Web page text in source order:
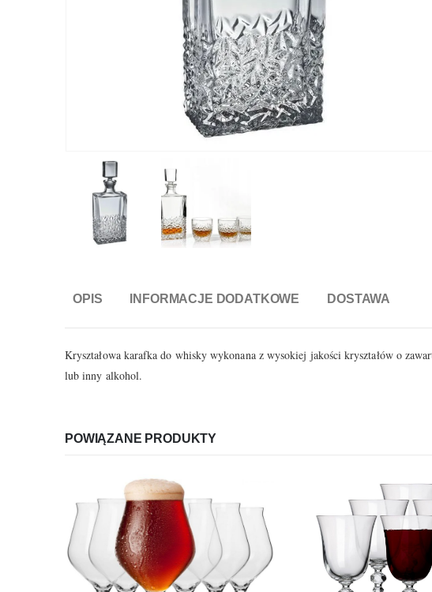
OPIS INFORMACJE DODATKOWE DOSTAWA
Kryształowa karafka do whisky wykonana z wysokiej jakości kryształów o
lub inny alkohol.
POWIĄZANE PRODUKTY